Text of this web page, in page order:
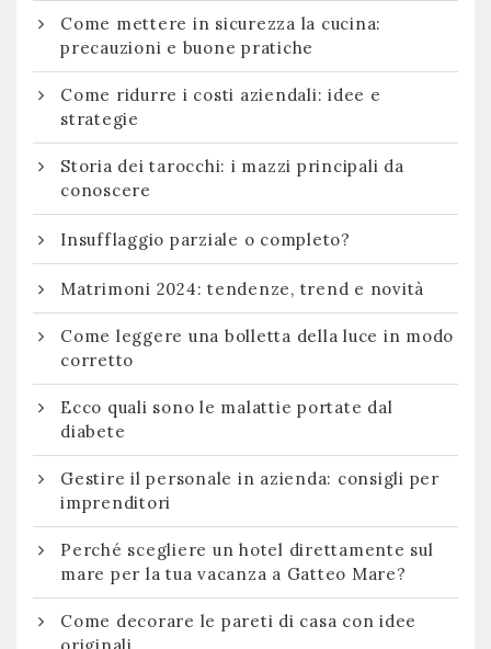
Come mettere in sicurezza la cucina:
precauzioni e buone pratiche
Come ridurre i costi aziendali: idee e
strategie
Storia dei tarocchi: i mazzi principali da
conoscere
Insufflaggio parziale o completo?
Matrimoni 2024: tendenze, trend e novità
Come leggere una bolletta della luce in modo
corretto
Ecco quali sono le malattie portate dal
diabete
Gestire il personale in azienda: consigli per
imprenditori
Perché scegliere un hotel direttamente sul
mare per la tua vacanza a Gatteo Mare?
Come decorare le pareti di casa con idee